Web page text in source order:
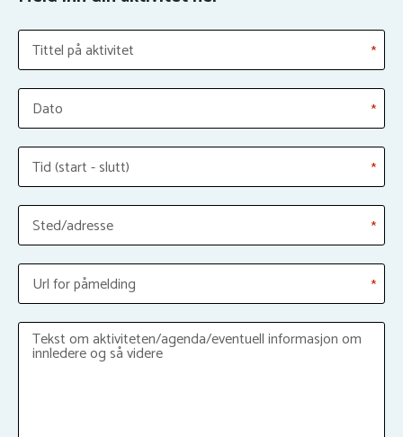
Tittel på aktivitet *
Dato *
Tid (start - slutt) *
Sted/adresse *
Url for påmelding *
Tekst om aktiviteten/agenda/eventuell informasjon om
innledere og så videre